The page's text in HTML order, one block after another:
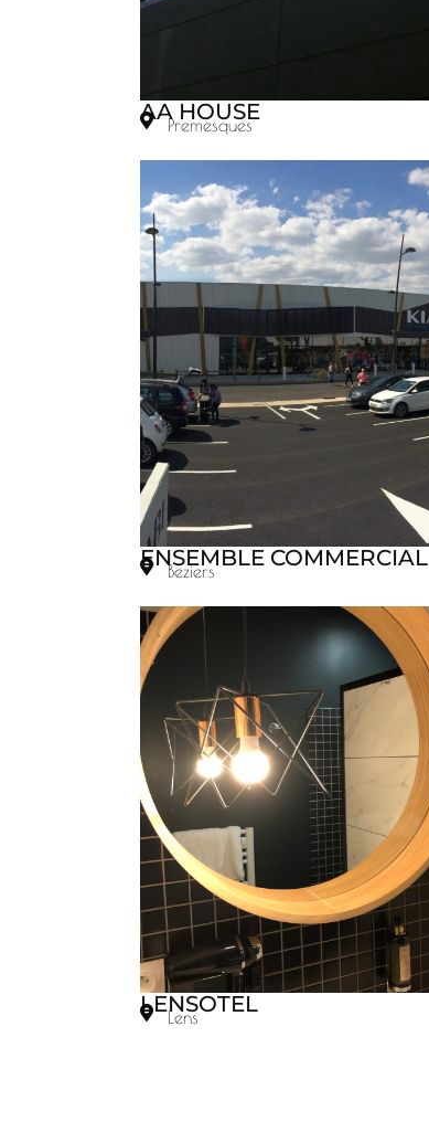
AA HOUSE
Premesques
ENSEMBLE COMMERCIAL
Beziers
LENSOTEL
Lens